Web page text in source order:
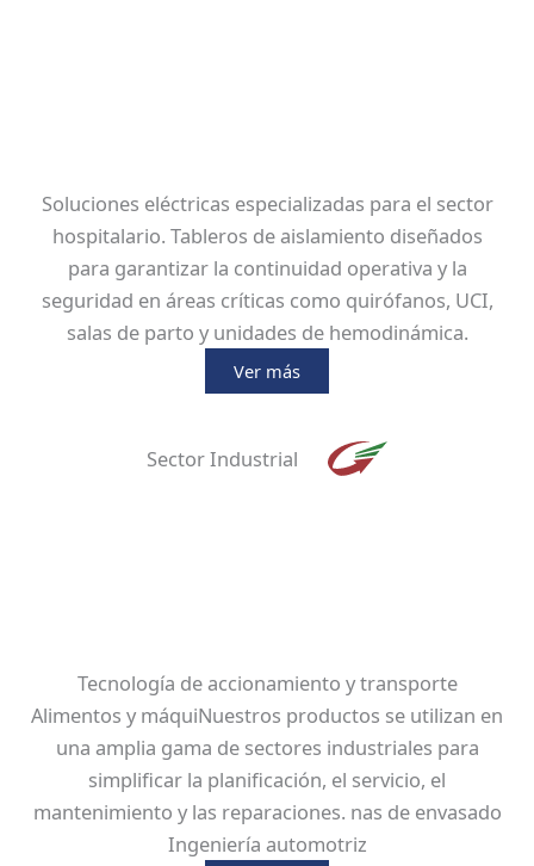
Soluciones eléctricas especializadas para el sector
hospitalario. Tableros de aislamiento diseñados
para garantizar la continuidad operativa y la
seguridad en áreas críticas como quirófanos, UCI,
salas de parto y unidades de hemodinámica.
Ver más
Sector Industrial
Tecnología de accionamiento y transporte
Alimentos y máquiNuestros productos se utilizan en
una amplia gama de sectores industriales para
simplificar la planificación, el servicio, el
mantenimiento y las reparaciones. nas de envasado
Ingeniería automotriz